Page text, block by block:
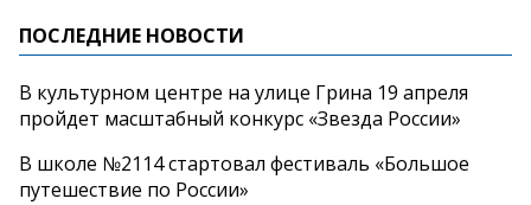
ПОСЛЕДНИЕ НОВОСТИ
В культурном центре на улице Грина 19 апреля
пройдет масштабный конкурс «Звезда России»
В школе №2114 стартовал фестиваль «Большое
путешествие по России»